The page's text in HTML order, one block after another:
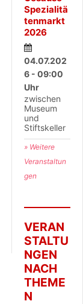
Spezialitä
tenmarkt
2026
04.07.202
6 - 09:00
Uhr
zwischen
Museum
und
Stiftskeller
» Weitere
Veranstaltun
gen
VERAN
STALTU
NGEN
NACH
THEME
N